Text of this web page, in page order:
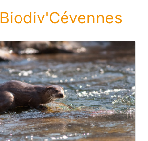
Biodiv'Cévennes